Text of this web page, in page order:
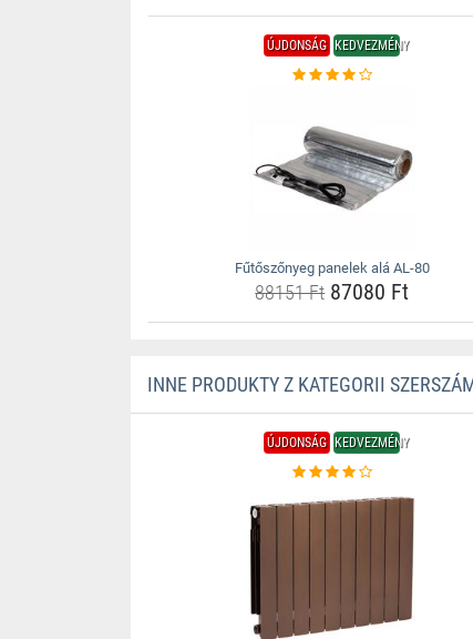
ÚJDONSÁG KEDVEZMÉNY
Fűtőszőnyeg panelek alá AL-80
88151 Ft87080 Ft
INNE PRODUKTY Z KATEGORII
ÚJDONSÁG KEDVEZMÉNY